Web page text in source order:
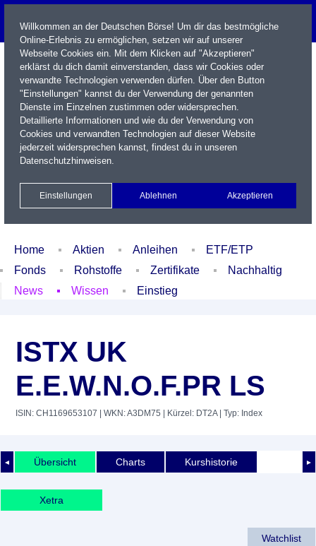
Name / WKN / ISIN / Kürzel
Xetra Realtime
Watchlist Portfolio Login
Home Aktien Anleihen
ETF/ETP
Fonds
Rohstoffe Zertifikate
Nachhaltig
News
Wissen Einstieg
ISTX UK
E.E.W.N.O.F.PR LS
ISIN: CH1169653107 | WKN: A3DM75 | Kürzel: DT2A| Typ: Index
◄ ►
Übersicht Charts Kurshistorie
Xetra
Watchlist
Willkommen an der Deutschen Börse! Um dir das bestmögliche
Online-Erlebnis zu ermöglichen, setzen wir auf unserer
Webseite Cookies ein. Mit dem Klicken auf "Akzeptieren"
erklärst du dich damit einverstanden, dass wir Cookies oder
verwandte Technologien verwenden dürfen. Über den Button
"Einstellungen" kannst du der Verwendung der genannten
Dienste im Einzelnen zustimmen oder widersprechen.
Detaillierte Informationen und wie du der Verwendung von
Cookies und verwandten Technologien auf dieser Website
jederzeit widersprechen kannst, findest du in unseren
Datenschutzhinweisen.
Einstellungen Ablehnen Akzeptieren